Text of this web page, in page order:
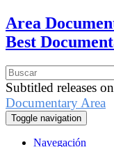
Area
Best
Subtitled releases on
Documentary Area
Toggle navigation
Navegación